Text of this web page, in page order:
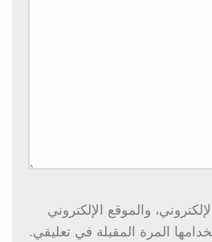
والموقع الإلكتروني
المرة المقبلة في تعليقي.